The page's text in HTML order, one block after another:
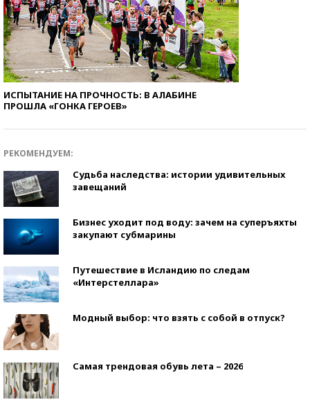
ИСПЫТАНИЕ НА ПРОЧНОСТЬ: В АЛАБИНЕ
ПРОШЛА «ГОНКА ГЕРОЕВ»
РЕКОМЕНДУЕМ:
Судьба наследства: истории удивительных
завещаний
Бизнес уходит под воду: зачем на суперъяхты
закупают субмарины
Путешествие в Исландию по следам
«Интерстеллара»
Модный выбор: что взять с собой в отпуск?
Самая трендовая обувь лета – 2026